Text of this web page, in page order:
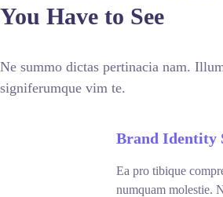
You Have to See
Ne summo dictas pertinacia nam.
signiferumque vim te.
Brand Identity
Ea pro tibique
numquam molestie.